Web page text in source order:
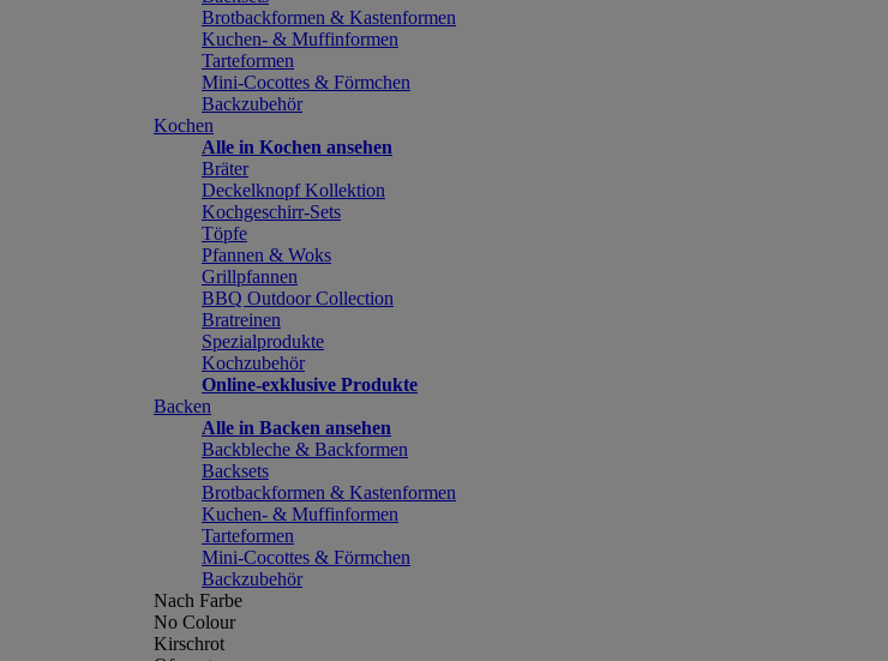
Brotbackformen & Kastenformen
Kuchen- & Muffinformen
Tarteformen
Mini-Cocottes & Förmchen
Backzubehör
Kochen
Alle in Kochen ansehen
Bräter
Deckelknopf Kollektion
Kochgeschirr-Sets
Töpfe
Pfannen & Woks
Grillpfannen
BBQ Outdoor Collection
Bratreinen
Spezialprodukte
Kochzubehör
Online-exklusive Produkte
Backen
Alle in Backen ansehen
Backbleche & Backformen
Backsets
Brotbackformen & Kastenformen
Kuchen- & Muffinformen
Tarteformen
Mini-Cocottes & Förmchen
Backzubehör
Nach Farbe
No Colour
Kirschrot